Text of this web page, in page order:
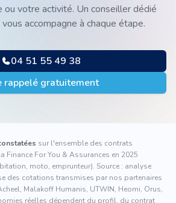
ou votre activité. Un conseiller dédié
accompagne à chaque étape.
04 51 55 49 38
rappelé gratuitement
sur l'ensemble des contrats
Finance For You & Assurances en 2025
moto, emprunteur). Source : analyse
des cotations transmises par nos partenaires
Malakoff Humanis, UTWIN, Heomi, Orus,
réelles dépendent du profil, du contrat